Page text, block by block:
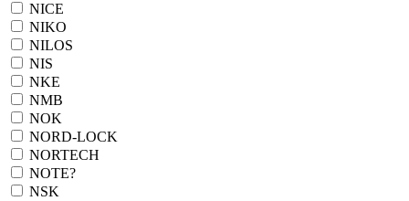
NICE
NIKO
NILOS
NIS
NKE
NMB
NOK
NORD-LOCK
NORTECH
NOTE?
NSK